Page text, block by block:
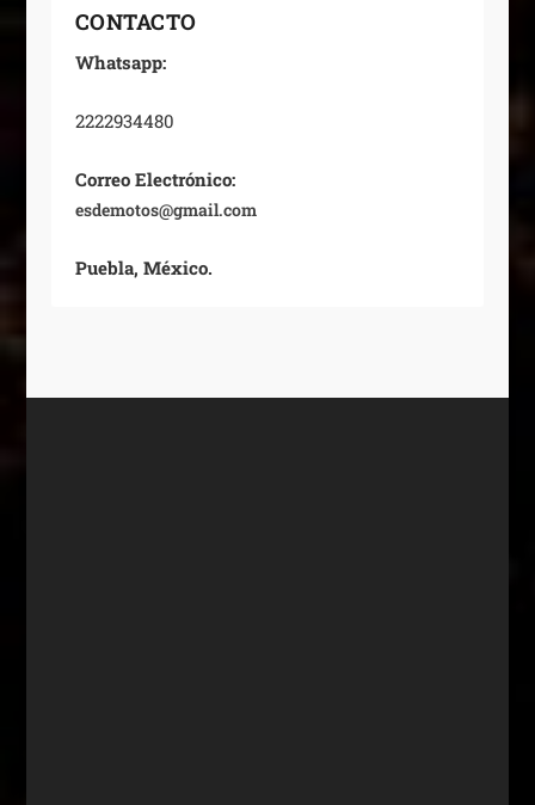
CONTACTO
Whatsapp:
2222934480
Correo Electrónico:
esdemotos@gmail.com
Puebla, México.